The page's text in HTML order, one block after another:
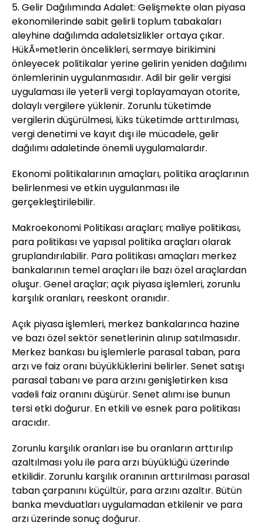
5. Gelir Dağılımında Adalet: Gelişmekte olan piyasa
ekonomilerinde sabit gelirli toplum tabakaları
aleyhine dağılımda adaletsizlikler ortaya çıkar.
HükÃ»metlerin öncelikleri, sermaye birikimini
önleyecek politikalar yerine gelirin yeniden dağılımı
önlemlerinin uygulanmasıdır. Adil bir gelir vergisi
uygulaması ile yeterli vergi toplayamayan otorite,
dolaylı vergilere yüklenir. Zorunlu tüketimde
vergilerin düşürülmesi, lüks tüketimde arttırılması,
vergi denetimi ve kayıt dışı ile mücadele, gelir
dağılımı adaletinde önemli uygulamalardır.
Ekonomi politikalarının amaçları, politika araçlarının
belirlenmesi ve etkin uygulanması ile
gerçekleştirilebilir.
Makroekonomi Politikası araçları; maliye politikası,
para politikası ve yapısal politika araçları olarak
gruplandırılabilir. Para politikası amaçları merkez
bankalarının temel araçları ile bazı özel araçlardan
oluşur. Genel araçlar; açık piyasa işlemleri, zorunlu
karşılık oranları, reeskont oranıdır.
Açık piyasa işlemleri, merkez bankalarınca hazine
ve bazı özel sektör senetlerinin alınıp satılmasıdır.
Merkez bankası bu işlemlerle parasal taban, para
arzı ve faiz oranı büyüklüklerini belirler. Senet satışı
parasal tabanı ve para arzını genişletirken kısa
vadeli faiz oranını düşürür. Senet alımı ise bunun
tersi etki doğurur. En etkili ve esnek para politikası
aracıdır.
Zorunlu karşılık oranları ise bu oranların arttırılıp
azaltılması yolu ile para arzı büyüklüğü üzerinde
etkilidir. Zorunlu karşılık oranının arttırılması parasal
taban çarpanını küçültür, para arzını azaltır. Bütün
banka mevduatları uygulamadan etkilenir ve para
arzı üzerinde sonuç doğurur.